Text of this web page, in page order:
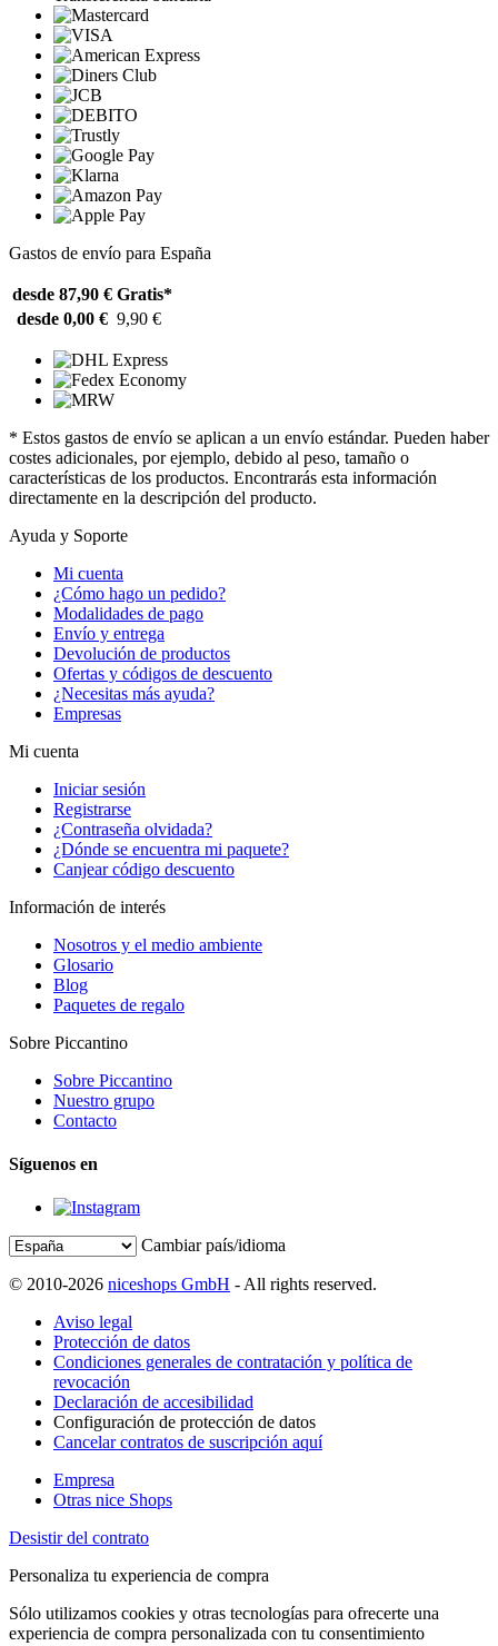
Gastos de envío para España
desde 87,90 € Gratis*
desde 0,00 € 9,90 €
* Estos gastos de envío se aplican a un envío estándar. Pueden haber
costes adicionales, por ejemplo, debido al peso, tamaño o
características de los productos. Encontrarás esta información
directamente en la descripción del producto.
Ayuda y Soporte
Mi cuenta
¿Cómo hago un pedido?
Modalidades de pago
Envío y entrega
Devolución de productos
Ofertas y códigos de descuento
¿Necesitas más ayuda?
Empresas
Mi cuenta
Iniciar sesión
Registrarse
¿Contraseña olvidada?
¿Dónde se encuentra mi paquete?
Canjear código descuento
Información de interés
Nosotros y el medio ambiente
Glosario
Blog
Paquetes de regalo
Sobre Piccantino
Sobre Piccantino
Nuestro grupo
Contacto
Síguenos en
Cambiar país/idioma
© 2010-2026 niceshops GmbH - All rights reserved.
Aviso legal
Protección de datos
Condiciones generales de contratación y política de
revocación
Declaración de accesibilidad
Configuración de protección de datos
Cancelar contratos de suscripción aquí
Empresa
Otras nice Shops
Desistir del contrato
Personaliza tu experiencia de compra
Sólo utilizamos cookies y otras tecnologías para ofrecerte una
experiencia de compra personalizada con tu consentimiento